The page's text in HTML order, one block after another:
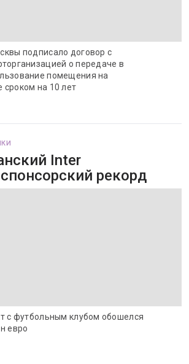
подписало договор с
о передаче в
помещения на
на 10 лет
Inter
рекорд
с футбольным клубом обошелся
евро